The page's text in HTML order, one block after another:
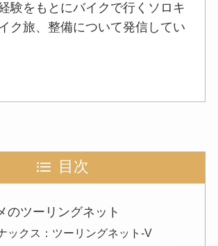
験をもとにバイクで行くソロキ
ク旅、整備について発信してい
目次
のツーリングネット
ックス：ツーリングネット-V